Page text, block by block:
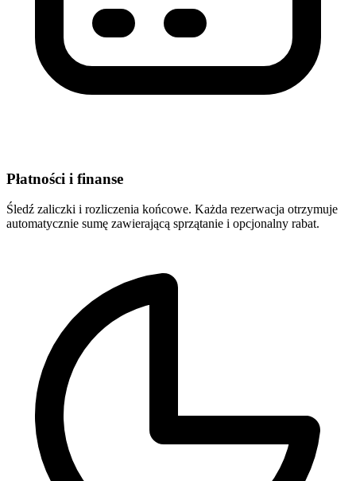
Płatności i finanse
Śledź zaliczki i rozliczenia końcowe. Każda rezerwacja otrzymuje
automatycznie sumę zawierającą sprzątanie i opcjonalny rabat.